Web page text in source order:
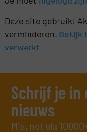
Deze site gebruikt
verminderen. Bekijk
verwerkt.
Schrijf je in
nieuws
Mis, net als